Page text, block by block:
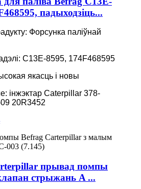
падыходзіць...
Форсунка паліўнай
C13E-8595, 174F468595
якасць і новы
інжэктар Caterpillar 378-
20R3452
прывад помпы
стрыжань A ...